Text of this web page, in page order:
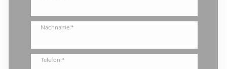
Nachname:*
Telefon:*